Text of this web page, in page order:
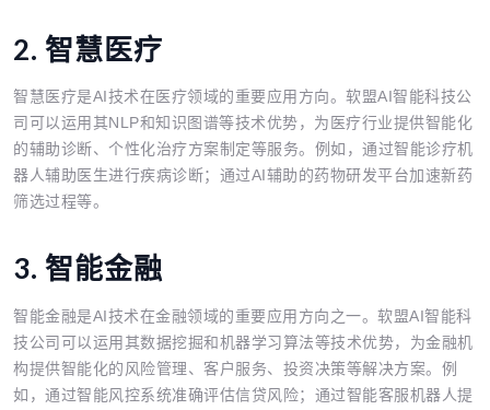
2. 智慧医疗
智慧医疗是AI技术在医疗领域的重要应用方向。软盟AI智能科技公
司可以运用其NLP和知识图谱等技术优势，为医疗行业提供智能化
的辅助诊断、个性化治疗方案制定等服务。例如，通过智能诊疗机
器人辅助医生进行疾病诊断；通过AI辅助的药物研发平台加速新药
筛选过程等。
3. 智能金融
智能金融是AI技术在金融领域的重要应用方向之一。软盟AI智能科
技公司可以运用其数据挖掘和机器学习算法等技术优势，为金融机
构提供智能化的风险管理、客户服务、投资决策等解决方案。例
如，通过智能风控系统准确评估信贷风险；通过智能客服机器人提